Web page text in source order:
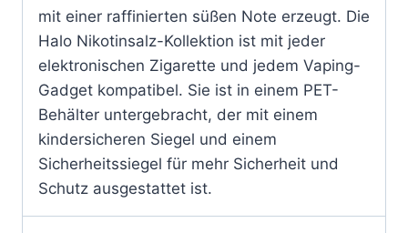
mit einer raffinierten süßen Note erzeugt. Die
Halo Nikotinsalz-Kollektion ist mit jeder
elektronischen Zigarette und jedem Vaping-
Gadget kompatibel. Sie ist in einem PET-
Behälter untergebracht, der mit einem
kindersicheren Siegel und einem
Sicherheitssiegel für mehr Sicherheit und
Schutz ausgestattet ist.